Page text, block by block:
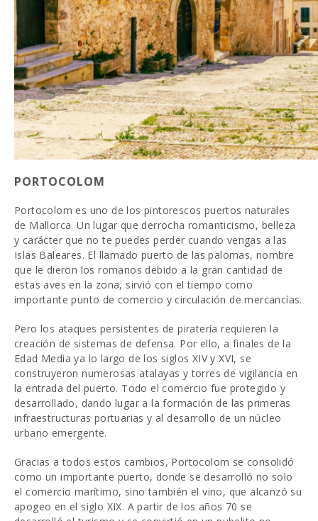
PORTOCOLOM
Portocolom es uno de los pintorescos puertos naturales
de Mallorca. Un lugar que derrocha romanticismo, belleza
y carácter que no te puedes perder cuando vengas a las
Islas Baleares. El llamado puerto de las palomas, nombre
que le dieron los romanos debido a la gran cantidad de
estas aves en la zona, sirvió con el tiempo como
importante punto de comercio y circulación de mercancías.
Pero los ataques persistentes de piratería requieren la
creación de sistemas de defensa. Por ello, a finales de la
Edad Media ya lo largo de los siglos XIV y XVI, se
construyeron numerosas atalayas y torres de vigilancia en
la entrada del puerto. Todo el comercio fue protegido y
desarrollado, dando lugar a la formación de las primeras
infraestructuras portuarias y al desarrollo de un núcleo
urbano emergente.
Gracias a todos estos cambios, Portocolom se consolidó
como un importante puerto, donde se desarrolló no solo
el comercio marítimo, sino también el vino, que alcanzó su
apogeo en el siglo XIX. A partir de los años 70 se